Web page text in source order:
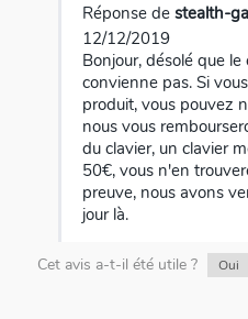
Réponse de stealth-
12/12/2019
Bonjour, désolé que
convienne pas. Si
produit, vous pouvez
nous vous
du clavier, un clavier
50€, vous n'en
preuve, nous avons
jour là.
Cet avis a-t-il été utile ? Oui